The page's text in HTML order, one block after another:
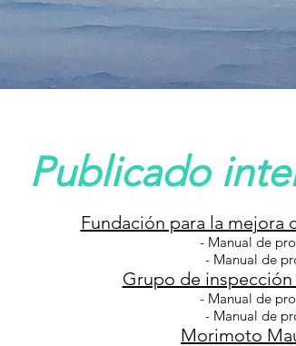
Publicado
Fundación para la mejora
- Manual de
- Manual de
Grupo de
- Manual de
- Manual de
Morimoto